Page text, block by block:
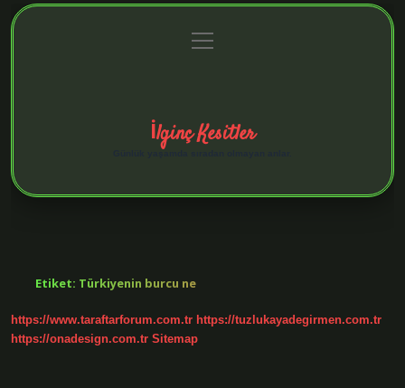
Gizlilik Politikası
menüyü
aç
İlginç Kesitler
Etiket: Türkiyenin burcu ne
https://www.taraftarforum.com.tr https://tuzlukayadegirmen.com.tr
https://onadesign.com.tr Sitemap